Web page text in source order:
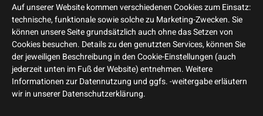
Auf unserer Website kommen verschiedenen Cookies zum Einsatz:
technische, funktionale sowie solche zu Marketing-Zwecken. Sie
können unsere Seite grundsätzlich auch ohne das Setzen von
Cookies besuchen. Details zu den genutzten Services, können Sie
der jeweiligen Beschreibung in den Cookie-Einstellungen (auch
jederzeit unten im Fuß der Website) entnehmen. Weitere
Informationen zur Datennutzung und ggfs. -weitergabe erläutern
wir in unserer Datenschutzerklärung.